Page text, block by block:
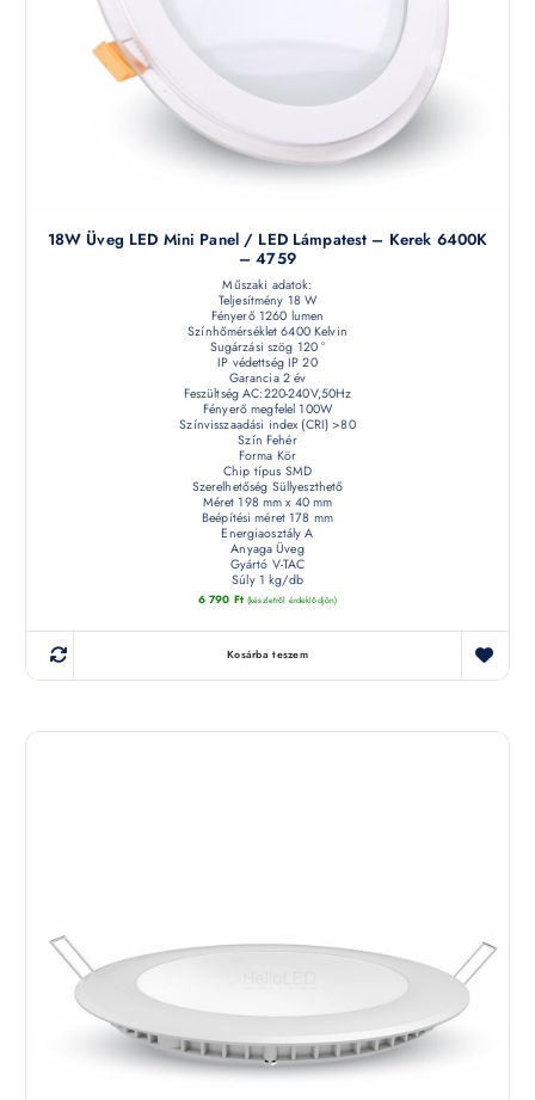
18W Üveg LED Mini Panel / LED Lámpatest – Kerek 6400K
– 4759
Műszaki adatok:
Teljesítmény 18 W
Fényerő 1260 lumen
Színhőmérséklet 6400 Kelvin
Sugárzási szög 120 °
IP védettség IP 20
Garancia 2 év
Feszültség AC:220-240V,50Hz
Fényerő megfelel 100W
Színvisszaadási index (CRI) >80
Szín Fehér
Forma Kör
Chip típus SMD
Szerelhetőség Süllyeszthető
Méret 198 mm x 40 mm
Beépítési méret 178 mm
Energiaosztály A
Anyaga Üveg
Gyártó V-TAC
Súly 1 kg/db
6 790 Ft (készletről érdeklődjön)
Kosárba teszem